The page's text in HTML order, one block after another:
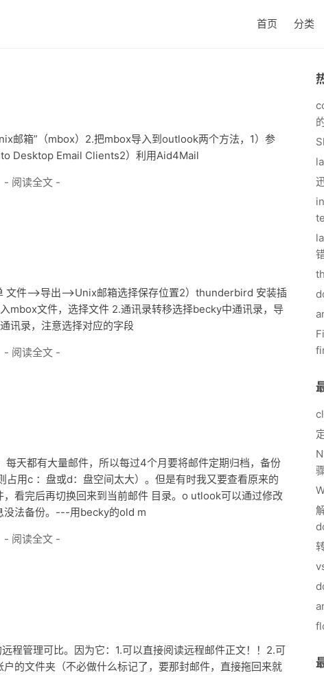
首页 分类
邮箱”（mbox）2.把mbox导入到outlook两个方法，1）参
Desktop Email Clients2）利用Aid4Mail
- 阅读全文 -
文件-->导出-->Unix邮箱选择保存位置2）thunderbird 安装插
文件，选择文件 2.通讯录转移选择becky中通讯录，导
讯录，注意选择对应的字段
- 阅读全文 -
天都有大量邮件，所以每过4个月要将邮件定期归档，备份
用c ：盘或d：盘空间太大）。但是有时我又要查看原来的
，看完后再切换回来到当前邮件 目录。o utlook可以通过修改
没法备份。---用becky的old m
- 阅读全文 -
程管理可比。因为它：1.可以直接阅读远程邮件正文！！2.可
的文件夹（不必做什么标记了，要那封邮件，直接拖回来就